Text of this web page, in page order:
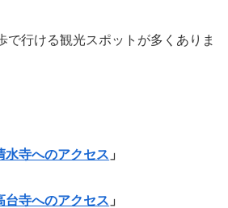
で行ける観光スポットが多くありま
水寺へのアクセス 」
台寺へのアクセス 」